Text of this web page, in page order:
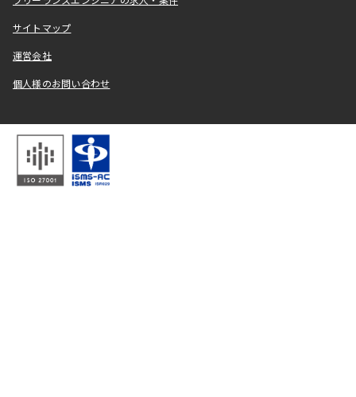
サイトマップ
運営会社
個人様のお問い合わせ